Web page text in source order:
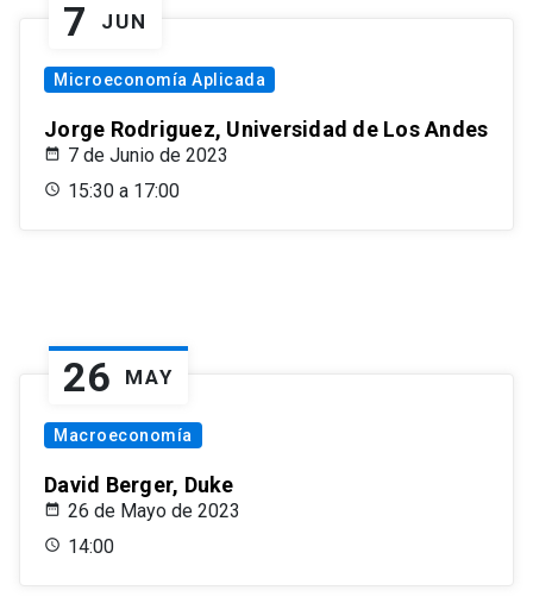
7 JUN
Microeconomía Aplicada
Jorge Rodriguez, Universidad de Los Andes
7 de Junio de 2023
15:30 a 17:00
26 MAY
Macroeconomía
David Berger, Duke
26 de Mayo de 2023
14:00